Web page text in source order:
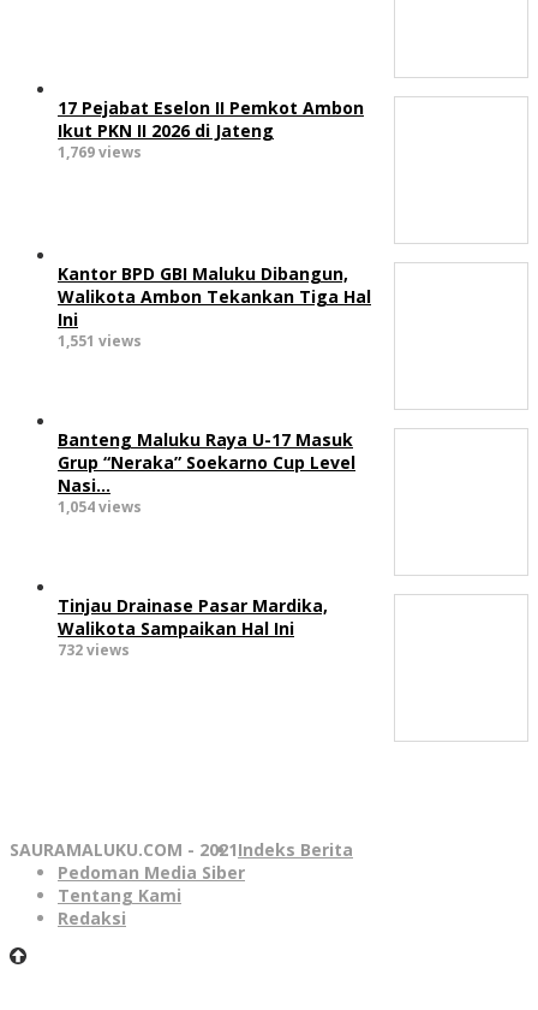
17 Pejabat Eselon II Pemkot Ambon
Ikut PKN II 2026 di Jateng
1,769 views
Kantor BPD GBI Maluku Dibangun,
Walikota Ambon Tekankan Tiga Hal
Ini
1,551 views
Banteng Maluku Raya U-17 Masuk
Grup “Neraka” Soekarno Cup Level
Nasi…
1,054 views
Tinjau Drainase Pasar Mardika,
Walikota Sampaikan Hal Ini
732 views
SAURAMALUKU.COM - 2021Indeks Berita
Pedoman Media Siber
Tentang Kami
Redaksi